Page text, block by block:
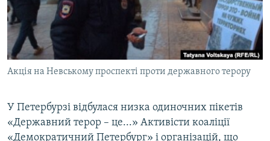
ВІДЕОУРОКИ «ELIFBE»
СВІДЧЕННЯ ОКУПАЦІЇ
УКРАЇНСЬКА ПРОБЛЕМА КРИМУ
ІНФОГРАФІКА
Русский
Qırımtatar
ДОЛУЧАЙСЯ!
Усі сайти RFE/RL
Акція на Невському проспекті проти державного терору
У Петербурзі відбулася низка одиночних пікетів
«Державний терор – це...» Активісти коаліції
«Демократичний Петербург» і організацій, що